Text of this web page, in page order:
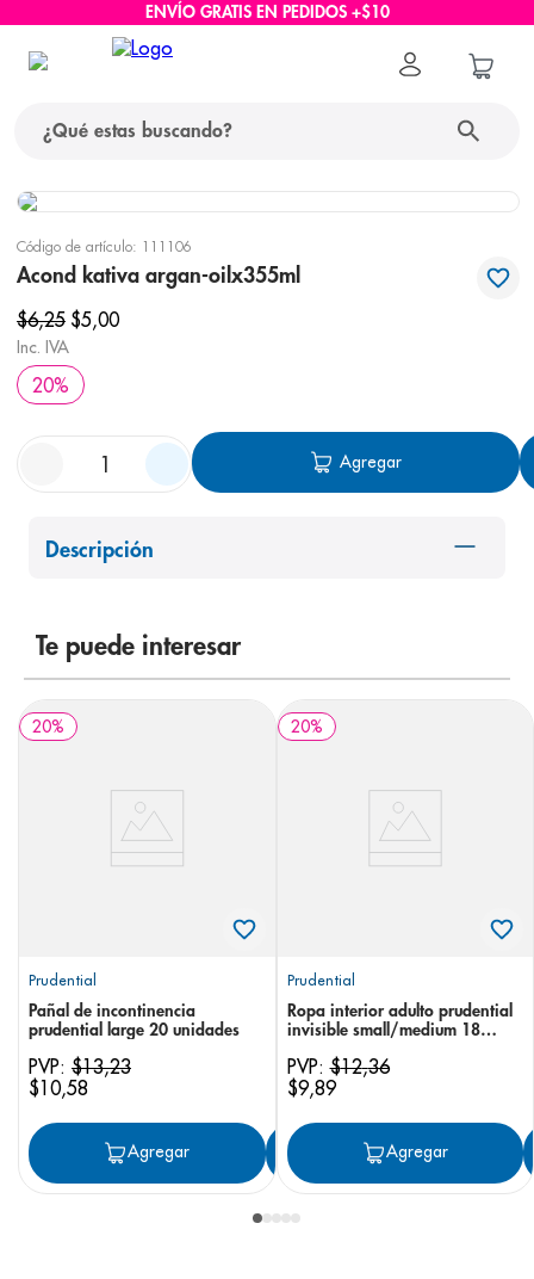
ENVÍO GRATIS EN PEDIDOS +$10
Código de artículo: 111106
Acond kativa argan-oilx355ml
$6,25 $5,00
Inc. IVA
20%
Agregar
Descripción
Te puede interesar
20%
Prudential
Pañal de incontinencia
prudential large 20 unidades
PVP: $13,23
$10,58
Agregar Agregar
20%
Prudential
Ropa interior adulto prudential
invisible small/medium 18
PVP:$12,36
$9,89
Agregar
términos más buscados
1. protector solar
2. pañales
3.
4. cerave
5. nivea
shampoo
8. panolini
10.prueba embarazo